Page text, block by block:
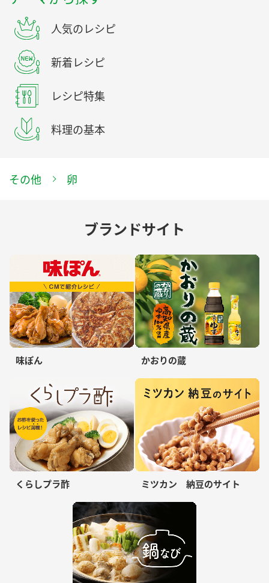
人気のレシピ
新着レシピ
レシピ特集
料理の基本
その他 卵
ブランドサイト
味ぽん かおりの蔵
くらしプラ酢 ミツカン 納豆のサイト